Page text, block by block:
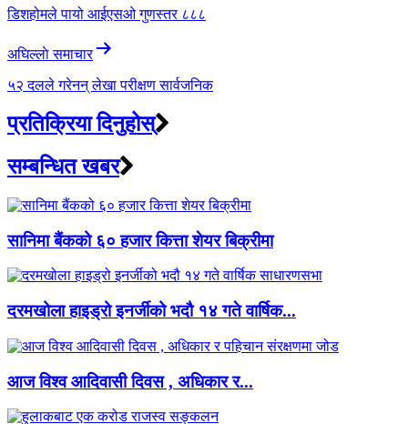
डिशहोमले पायो आईएसओ गुणस्तर ८८८
अघिल्लाे समाचार
५२ दलले गरेनन् लेखा परीक्षण सार्वजनिक
प्रतिक्रिया दिनुहोस्
सम्बन्धित खबर
सानिमा बैंकको ६० हजार कित्ता शेयर बिक्रीमा
दरमखोला हाइड्रो इनर्जीको भदौ १४ गते वार्षिक...
आज विश्व आदिवासी दिवस , अधिकार र...